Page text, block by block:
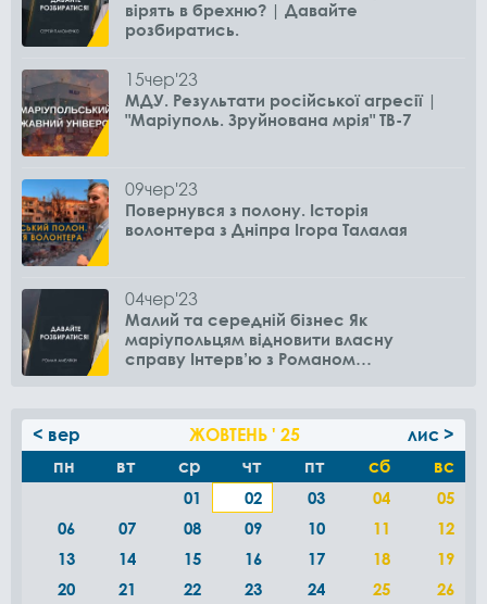
вірять в брехню? | Давайте
розбиратись.
15чер'23
МДУ. Результати російської агресії |
"Маріуполь. Зруйнована мрія" ТВ-7
09чер'23
Повернувся з полону. Історія
волонтера з Дніпра Ігора Талалая
04чер'23
Малий та середній бізнес Як
маріупольцям відновити власну
справу Інтерв’ю з Романом
< вер ЖОВТЕНЬ ' 25
лис >
пн
вт ср чт пт сб вс
01 02 03 04
05
06
07 08 09 10 11
12
13
14 15 16 17 18
19
20
21 22 23 24 25
26